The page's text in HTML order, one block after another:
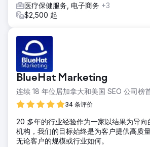
医疗保健服务, 电子商务 +3
$2,500 起
BlueHat Marketing
连续 18 年位居加拿大和美国 SEO 公司榜
34 条评价
20 多年的行业经验作为一家以结果为导向
机构，我们的目标始终是为客户提供高质
无论客户的规模或行业如何。